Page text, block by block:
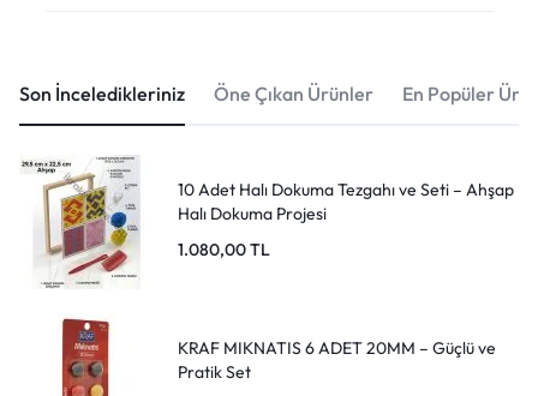
Son İnceledikleriniz Öne Çıkan Ürünler En Popüler
10 Adet Halı Dokuma Tezgahı ve Seti – Ahşap
Halı Dokuma Projesi
1.080,00TL
KRAF MIKNATIS 6 ADET 20MM – Güçlü ve
Pratik Set